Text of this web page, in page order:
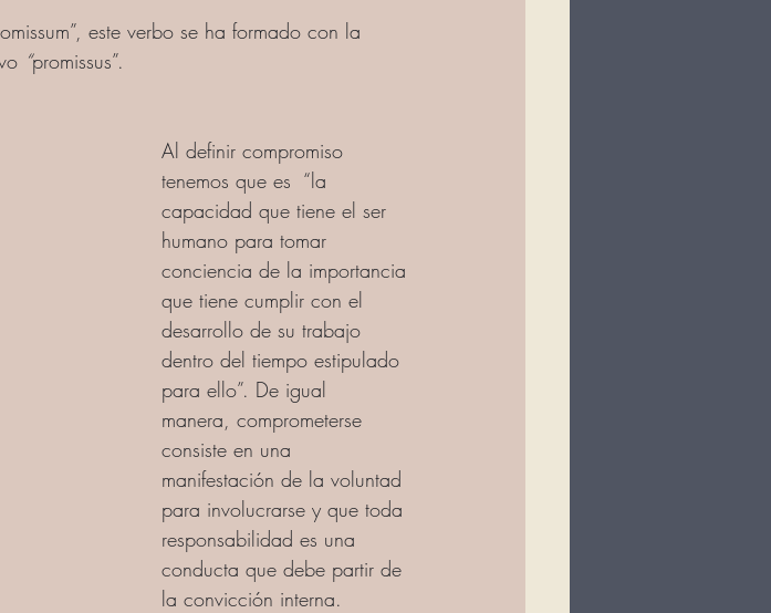
este verbo se ha formado con la
“promissus”.
Al definir compromiso
tenemos que es  “la
capacidad que tiene el ser
humano para tomar
conciencia de la importancia
que tiene cumplir con el
desarrollo de su trabajo
dentro del tiempo estipulado
para ello”. De igual
manera, comprometerse
consiste en una
manifestación de la voluntad
para involucrarse y que toda
responsabilidad es una
conducta que debe partir de
la convicción interna.